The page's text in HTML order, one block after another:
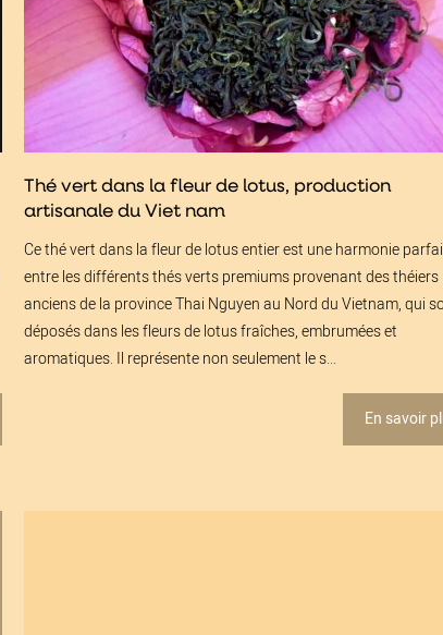
Thé vert dans la fleur de lotus, production
artisanale du Viet nam
Ce thé vert dans la fleur de lotus entier est une harmonie
entre les différents thés verts premiums provenant des théiers
anciens de la province Thai Nguyen au Nord du Vietnam, qui
déposés dans les fleurs de lotus fraîches, embrumées et
aromatiques. Il représente non seulement le s...
En savoir